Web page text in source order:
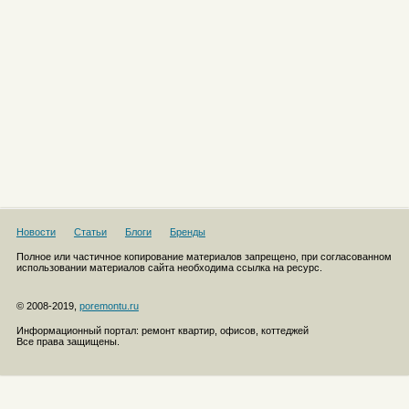
Новости Статьи Блоги Бренды
Полное или частичное копирование материалов запрещено, при согласованном
использовании материалов сайта необходима ссылка на ресурс.
© 2008-2019, poremontu.ru
Информационный портал: ремонт квартир, офисов, коттеджей
Все права защищены.